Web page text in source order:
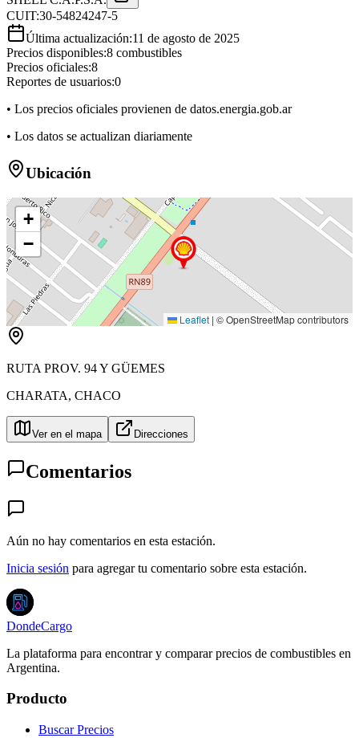
CUIT:30-54824247-5
Última actualización:11 de agosto de 2025
Precios disponibles:8 combustibles
Precios oficiales:8
Reportes de usuarios:0
• Los precios oficiales provienen de datos.energia.gob.ar
• Los datos se actualizan diariamente
Ubicación
+
−
Leaflet | © OpenStreetMap contributors
RUTA PROV. 94 Y GÜEMES
CHARATA, CHACO
Ver en el mapa Direcciones
Comentarios
Aún no hay comentarios en esta estación.
Inicia sesión para agregar tu comentario sobre esta estación.
DondeCargo
La plataforma para encontrar y comparar precios de combustibles en
Argentina.
Producto
Buscar Precios